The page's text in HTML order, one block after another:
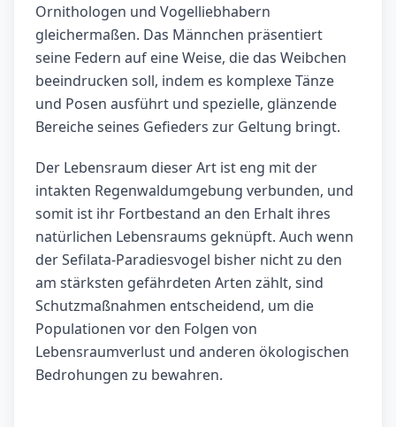
Ornithologen und Vogelliebhabern
gleichermaßen. Das Männchen präsentiert
seine Federn auf eine Weise, die das Weibchen
beeindrucken soll, indem es komplexe Tänze
und Posen ausführt und spezielle, glänzende
Bereiche seines Gefieders zur Geltung bringt.
Der Lebensraum dieser Art ist eng mit der
intakten Regenwaldumgebung verbunden, und
somit ist ihr Fortbestand an den Erhalt ihres
natürlichen Lebensraums geknüpft. Auch wenn
der Sefilata-Paradiesvogel bisher nicht zu den
am stärksten gefährdeten Arten zählt, sind
Schutzmaßnahmen entscheidend, um die
Populationen vor den Folgen von
Lebensraumverlust und anderen ökologischen
Bedrohungen zu bewahren.